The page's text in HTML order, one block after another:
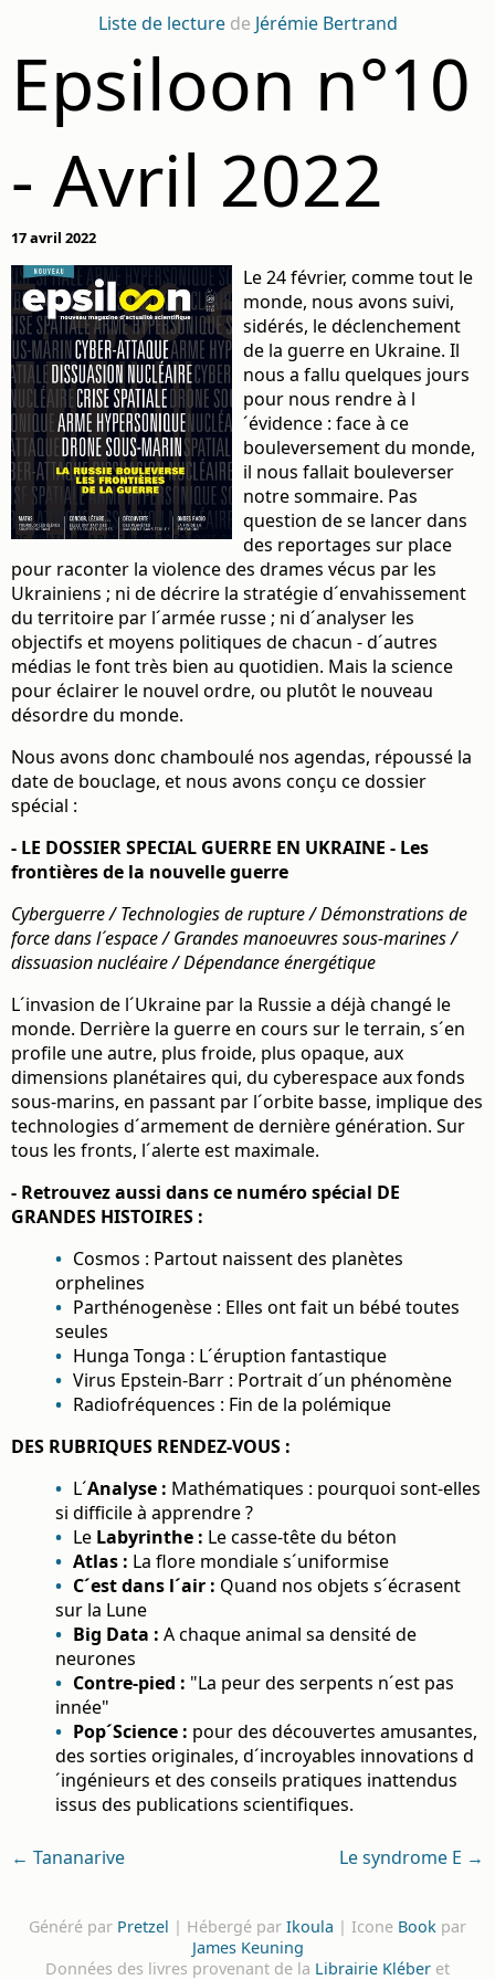
Liste de lecturede Jérémie Bertrand
Epsiloon n°10
- Avril 2022
17 avril 2022
Le 24 février, comme tout le
monde, nous avons suivi,
sidérés, le déclenchement
de la guerre en Ukraine. Il
nous a fallu quelques jours
pour nous rendre à l
´évidence : face à ce
bouleversement du monde,
il nous fallait bouleverser
notre sommaire. Pas
question de se lancer dans
des reportages sur place
pour raconter la violence des drames vécus par les
Ukrainiens ; ni de décrire la stratégie d´envahissement
du territoire par l´armée russe ; ni d´analyser les
objectifs et moyens politiques de chacun - d´autres
médias le font très bien au quotidien. Mais la science
pour éclairer le nouvel ordre, ou plutôt le nouveau
désordre du monde.
Nous avons donc chamboulé nos agendas, répoussé la
date de bouclage, et nous avons conçu ce dossier
spécial :
- LE DOSSIER SPECIAL GUERRE EN UKRAINE - Les
frontières de la nouvelle guerre
Cyberguerre / Technologies de rupture / Démonstrations de
force dans l´espace / Grandes manoeuvres sous-marines /
dissuasion nucléaire / Dépendance énergétique
L´invasion de l´Ukraine par la Russie a déjà changé le
monde. Derrière la guerre en cours sur le terrain, s´en
profile une autre, plus froide, plus opaque, aux
dimensions planétaires qui, du cyberespace aux fonds
sous-marins, en passant par l´orbite basse, implique des
technologies d´armement de dernière génération. Sur
tous les fronts, l´alerte est maximale.
- Retrouvez aussi dans ce numéro spécial DE
GRANDES HISTOIRES :
Cosmos : Partout naissent des planètes
orphelines
Parthénogenèse : Elles ont fait un bébé toutes
seules
Hunga Tonga : L´éruption fantastique
Virus Epstein-Barr : Portrait d´un phénomène
Radiofréquences : Fin de la polémique
DES RUBRIQUES RENDEZ-VOUS :
L´Analyse : Mathématiques : pourquoi sont-elles
si difficile à apprendre ?
Le Labyrinthe : Le casse-tête du béton
Atlas : La flore mondiale s´uniformise
C´est dans l´air : Quand nos objets s´écrasent
sur la Lune
Big Data : A chaque animal sa densité de
neurones
Contre-pied : "La peur des serpents n´est pas
innée"
Pop´Science : pour des découvertes amusantes,
des sorties originales, d´incroyables innovations d
´ingénieurs et des conseils pratiques inattendus
issus des publications scientifiques.
← Tananarive Le syndrome E →
Généré par Pretzel | Hébergé par Ikoula | Icone Book par
James Keuning
Données des livres provenant de la Librairie Kléber et